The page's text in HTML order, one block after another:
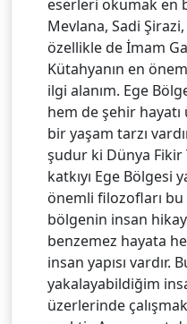
eserleri okumak en
Mevlana, Sadi
özellikle de İmam
Kütahyanın en
ilgi alanım. Ege
hem de şehir
bir yaşam tarzı
şudur ki Dünya
katkıyı Ege Bölgesi
önemli filozofları bu
bölgenin insan
benzemez hayata
insan yapısı vardır.
yakalayabildiğim
üzerlerinde